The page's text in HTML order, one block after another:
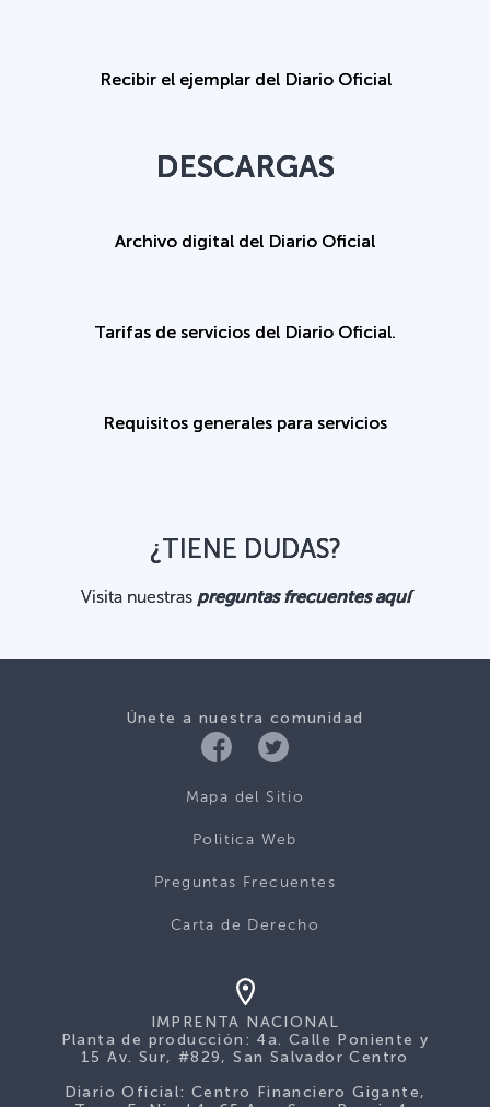
Recibir el ejemplar del Diario Oficial
DESCARGAS
Archivo digital del Diario Oficial
Tarifas de servicios del Diario Oficial.
Requisitos generales para servicios
¿TIENE DUDAS?
Visita nuestras preguntas frecuentes aquí
Únete a nuestra comunidad
Mapa del Sitio
Politica Web
Preguntas Frecuentes
Carta de Derecho
IMPRENTA NACIONAL
Planta de producción: 4a. Calle Poniente y
15 Av. Sur, #829, San Salvador Centro
Diario Oficial: Centro Financiero Gigante,